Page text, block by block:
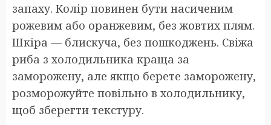
запаху. Колір повинен бути насиченим
рожевим або оранжевим, без жовтих плям.
Шкіра — блискуча, без пошкоджень. Свіжа
риба з холодильника краща за
заморожену, але якщо берете заморожену,
розморожуйте повільно в холодильнику,
щоб зберегти текстуру.